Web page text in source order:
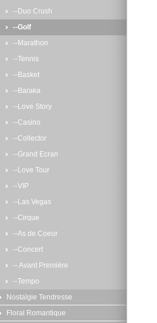
--Duo Crush
--Golf
--Marathon
--Tennis
--Basket
--Baraka
--Love Story
--Casino
--Collector
--Grand Ecran
--Love Tour
--VIP
--Las Vegas
--Cirque
--As de Coeur
--Concert
-- Avant Première
--Tempo
Nostalgie Tendresse
Floral Romantique